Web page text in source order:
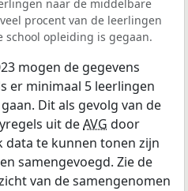
naar de middelbare
procent van de leerlingen
school opleiding is gegaan.
mogen de gegevens
er minimaal 5 leerlingen
Dit als gevolg van de
uit deAVG door
data te kunnen tonen zijn
samengevoegd. Zie de
van de samengenomen